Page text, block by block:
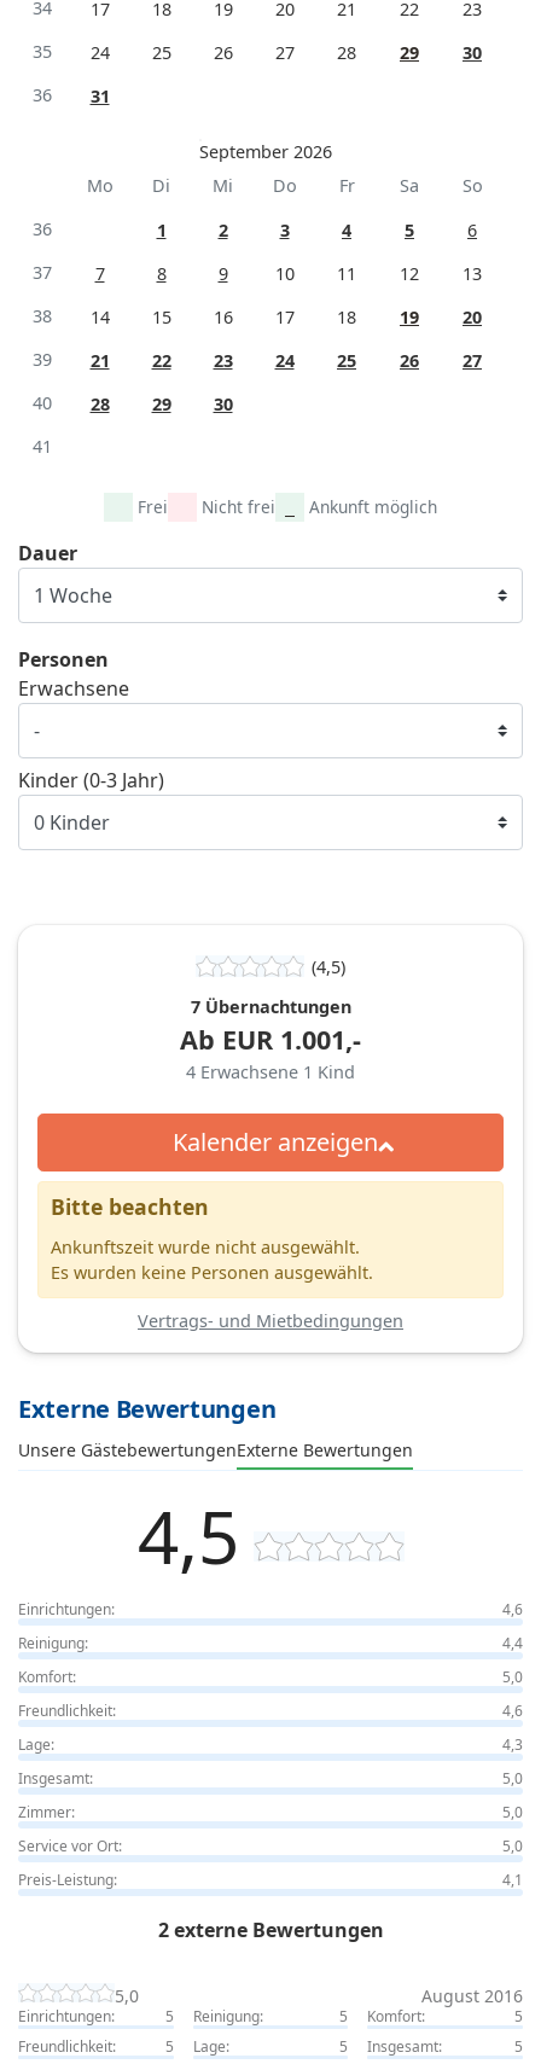
34 17 18 19 20 21 22
23
35
24 25 26 27 28 29
30
36
31
September 2026
Mo
Di Mi Do Fr Sa
So
36
1 2 3 4 5
6
37
7 8 9 10 11 12
13
38
14 15 16 17 18 19
20
39
21 22 23 24 25 26
27
40
28 29
30
41
Frei Nicht frei Ankunft möglich
Dauer
Personen
Erwachsene
Kinder (0-3 Jahr)
(4,5)
7 Übernachtungen
Ab EUR 1.001,-
4 Erwachsene 1 Kind
Kalender anzeigen
Bitte beachten
Ankunftszeit wurde nicht ausgewählt.
Es wurden keine Personen ausgewählt.
Vertrags- und Mietbedingungen
Externe Bewertungen
Unsere GästebewertungenExterne Bewertungen
4,5
Einrichtungen:
4,6
Reinigung:
4,4
Komfort:
5,0
Freundlichkeit:
4,6
Lage:
4,3
Insgesamt:
5,0
Zimmer:
5,0
Service vor Ort:
5,0
Preis-Leistung:
4,1
2 externe Bewertungen
5,0 August 2016
Einrichtungen: 5 Reinigung: 5 Komfort:
5
Freundlichkeit:
5 Lage: 5 Insgesamt:
5